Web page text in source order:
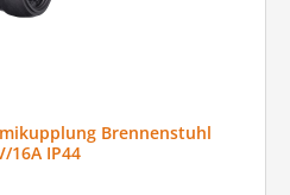
Brennenstuhl
16A IP44